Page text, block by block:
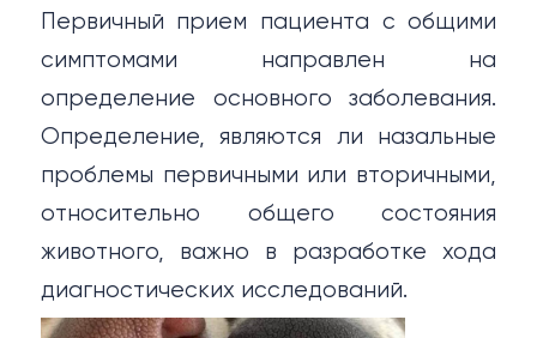
Первичный прием пациента с общими
симптомами направлен на
определение основного заболевания.
Определение, являются ли назальные
проблемы первичными или вторичными,
относительно общего состояния
животного, важно в разработке хода
диагностических исследований.